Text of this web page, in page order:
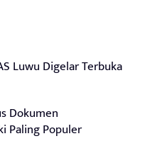
Luwu Digelar Terbuka
Dokumen
Paling Populer